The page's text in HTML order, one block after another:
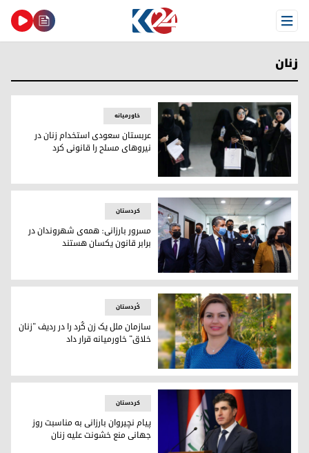
Open Menu
زنان
زنان در سعودی
خاورمیانه
عربستان سعودی استخدام زنان در
نیروهای مسلح را قانونی کرد
مسرور بارزانی: همه‌ی شهروندان در برابر قانون یکسان هستند
کردستان
مسرور بارزانی: همه‌ی شهروندان در
برابر قانون یکسان هستند
جمیله مهدی کاکه‌ای
کُردستان
سازمان ملل یک زن کُرد را در ردیف "زنان
خلاق" خاورمیانه‌ قرار داد
كردستان
پیام نچیروان بارزانی به مناسبت روز
جهانی منع خشونت علیه زنان